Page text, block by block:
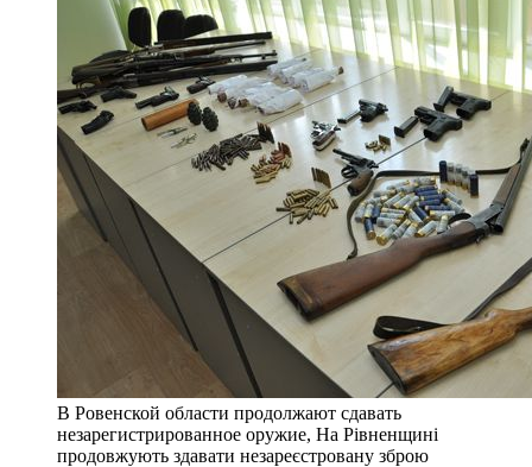
В Ровенской области продолжают сдавать
незарегистрированное оружие, На Рівненщині
продовжують здавати незареєстровану зброю